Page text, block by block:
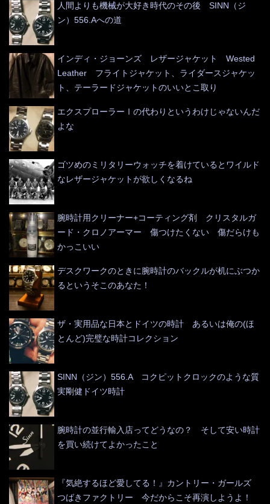
人間よりも機械が大好き時代のその後 SINN（ジ
ン）556.Aへの道
インディ・ジョーンズ レザージャケット Wested
Leather フライトジャケット、ライダースジャケッ
ト、テーラードジャケットのいいとこ取り
エクスプローラーⅠの代わりというわけじゃないんだ
よな
ゴツめのミリタリーウォッチを着けているとワイルド
なレザージャケットが欲しくなるね
腕時計用クリーナー+コーティング剤 クリスタルガ
ード・クロノアーマー 傷つけたくない 傷だらけも
かっこいい
デスクワークのときに腕時計のバックルが机にぶつか
るというそこのあなた！
ザ・実用品な日本とドイツの時計 あるいは俺の(ほ
とんど)完璧な時計コレクション
SINN（ジン）556.A コクピットクロックのような質
実剛健ドイツ時計
腕時計の並行輸入店ってどうなの？ そして安い時計
を買い続けてよかったこと
『気絶するほど愛してる！』カントリー・ガールズ
つばきファクトリー 今だからこそ再演しようよ！